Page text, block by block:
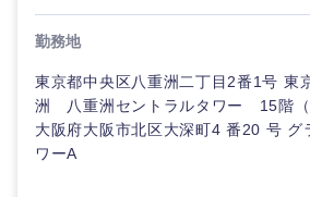
勤務地
東京都中央区八重洲二丁目2番1号 東
洲 八重洲セントラルタワー 15階（
大阪府大阪市北区大深町4 番20 号 グ
ワーA